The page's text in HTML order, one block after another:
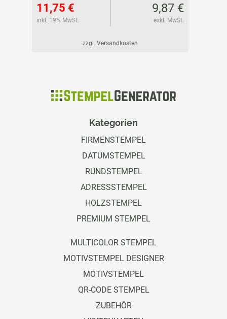
11,75 €
inkl. 19% MwSt.
9,87 €
exkl. MwSt.
zzgl. Versandkosten
Kategorien
FIRMENSTEMPEL
DATUMSTEMPEL
RUNDSTEMPEL
ADRESSSTEMPEL
HOLZSTEMPEL
PREMIUM STEMPEL
MULTICOLOR STEMPEL
MOTIVSTEMPEL DESIGNER
MOTIVSTEMPEL
QR-CODE STEMPEL
ZUBEHÖR